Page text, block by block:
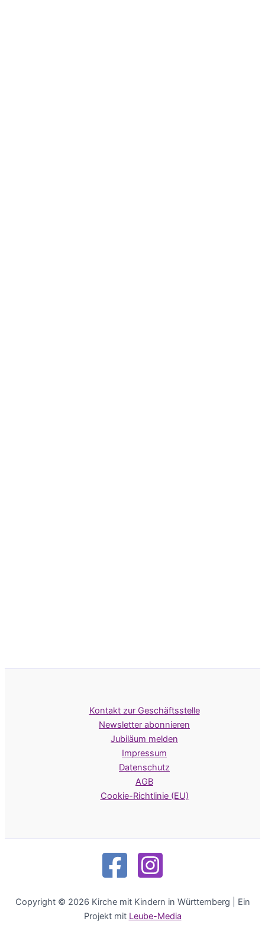
Kontakt zur Geschäftsstelle
Newsletter abonnieren
Jubiläum melden
Impressum
Datenschutz
AGB
Cookie-Richtlinie (EU)
Copyright © 2026 Kirche mit Kindern in Württemberg | Ein
Projekt mit Leube-Media